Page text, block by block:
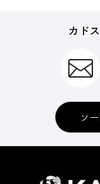
カド
ソ